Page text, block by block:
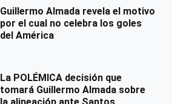
Guillermo Almada revela el motivo
por el cual no celebra los goles
del América
La POLÉMICA decisión que
tomará Guillermo Almada sobre